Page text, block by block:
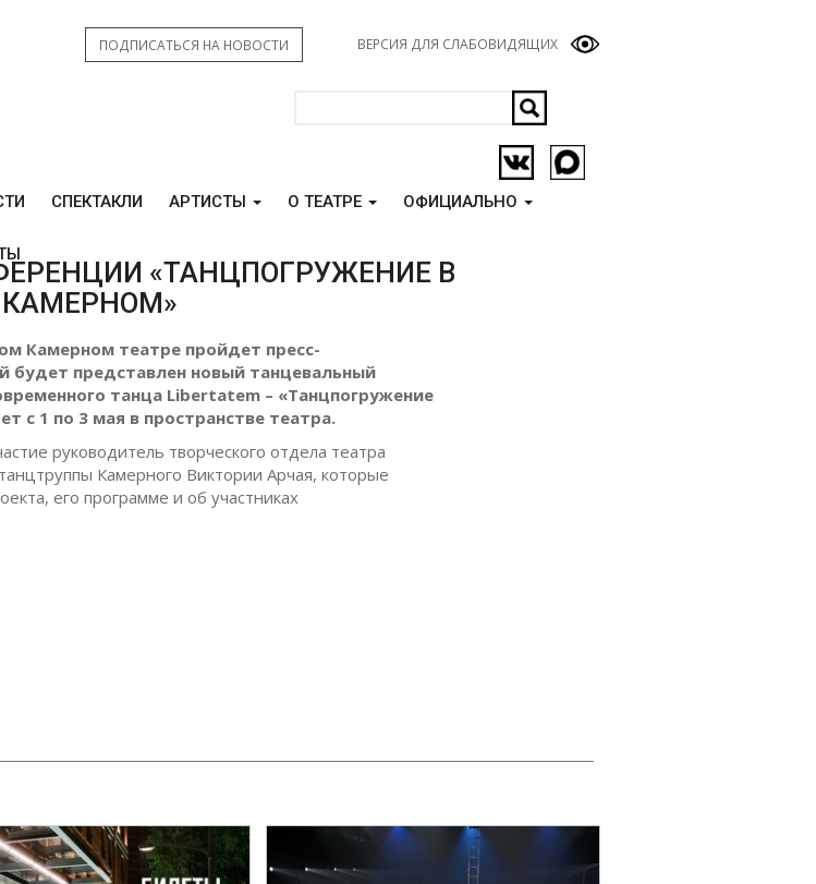
ВЕРСИЯ ДЛЯ СЛАБОВИДЯЩИХ
ПОДПИСАТЬСЯ НА НОВОСТИ
СПЕКТАКЛИ АРТИСТЫ О ТЕАТРЕ ОФИЦИАЛЬНО
«ТАНЦПОГРУЖЕНИЕ В
КАМЕРНОМ»
Камерном театре пройдет пресс-
будет представлен новый танцевальный
танца Libertatem – «Танцпогружение
с 1 по 3 мая в пространстве театра.
руководитель творческого отдела театра
Камерного Виктории Арчая, которые
его программе и об участниках